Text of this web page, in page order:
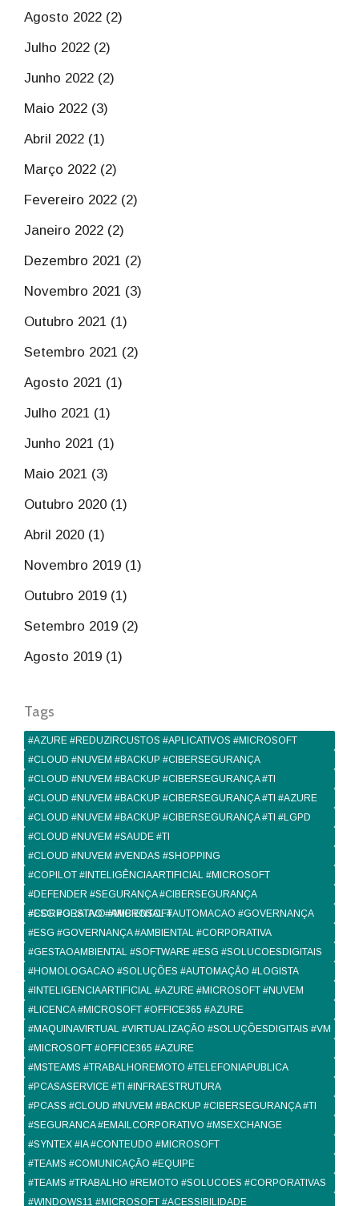
Agosto 2022 (2)
Julho 2022 (2)
Junho 2022 (2)
Maio 2022 (3)
Abril 2022 (1)
Março 2022 (2)
Fevereiro 2022 (2)
Janeiro 2022 (2)
Dezembro 2021 (2)
Novembro 2021 (3)
Outubro 2021 (1)
Setembro 2021 (2)
Agosto 2021 (1)
Julho 2021 (1)
Junho 2021 (1)
Maio 2021 (3)
Outubro 2020 (1)
Abril 2020 (1)
Novembro 2019 (1)
Outubro 2019 (1)
Setembro 2019 (2)
Agosto 2019 (1)
Tags
#AZURE #REDUZIRCUSTOS #APLICATIVOS #MICROSOFT
#CLOUD #NUVEM #BACKUP #CIBERSEGURANÇA
#CLOUD #NUVEM #BACKUP #CIBERSEGURANÇA #TI
#CLOUD #NUVEM #BACKUP #CIBERSEGURANÇA #TI #AZURE
#CLOUD #NUVEM #BACKUP #CIBERSEGURANÇA #TI #LGPD
#CLOUD #NUVEM #SAUDE #TI
#CLOUD #NUVEM #VENDAS #SHOPPING
#COPILOT #INTELIGÊNCIAARTIFICIAL #MICROSOFT
#DEFENDER #SEGURANÇA #CIBERSEGURANÇA
#CORPORATIVO #MICROSOFT
#ESG #GESTAO #AMBIENTAL #AUTOMACAO #GOVERNANÇA
#ESG #GOVERNANÇA #AMBIENTAL #CORPORATIVA
#GESTAOAMBIENTAL #SOFTWARE #ESG #SOLUCOESDIGITAIS
#HOMOLOGACAO #SOLUÇÕES #AUTOMAÇÃO #LOGISTA
#INTELIGENCIAARTIFICIAL #AZURE #MICROSOFT #NUVEM
#LICENCA #MICROSOFT #OFFICE365 #AZURE
#MAQUINAVIRTUAL #VIRTUALIZAÇÃO #SOLUÇÕESDIGITAIS #VM
#MICROSOFT #OFFICE365 #AZURE
#MSTEAMS #TRABALHOREMOTO #TELEFONIAPUBLICA
#PCASASERVICE #TI #INFRAESTRUTURA
#PCASS #CLOUD #NUVEM #BACKUP #CIBERSEGURANÇA #TI
#SEGURANCA #EMAILCORPORATIVO #MSEXCHANGE
#SYNTEX #IA #CONTEUDO #MICROSOFT
#TEAMS #COMUNICAÇÃO #EQUIPE
#TEAMS #TRABALHO #REMOTO #SOLUCOES #CORPORATIVAS
#WINDOWS11 #MICROSOFT #ACESSIBILIDADE